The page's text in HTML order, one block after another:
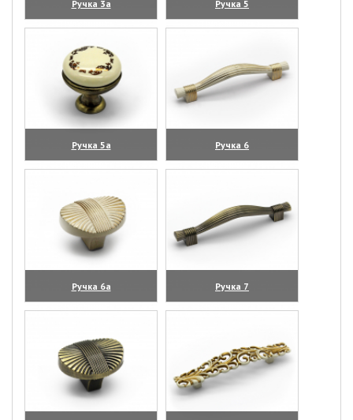
Ручка 3а
(увеличить)
Ручка 5
(увеличить)
Ручка 5а
(увеличить)
Ручка 6
(увеличить)
Ручка 6а
(увеличить)
Ручка 7
(увеличить)